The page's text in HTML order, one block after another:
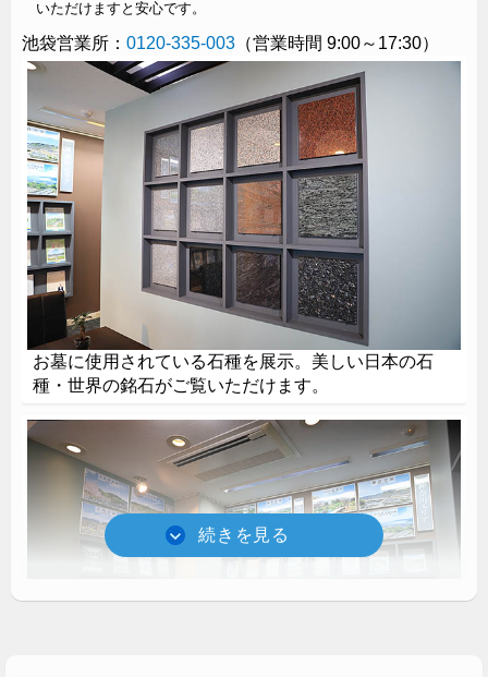
いただけますと安心です。
池袋営業所： 0120-335-003 （営業時間 9:00～17:30）
お墓に使用されている石種を展示。美しい日本の石
種・世界の銘石がご覧いただけます。